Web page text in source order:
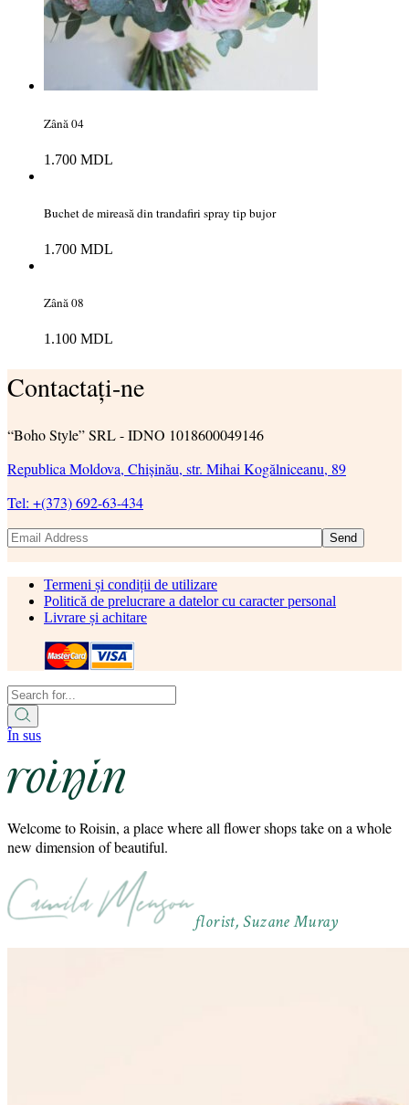
Zână 04
1.700 MDL
Buchet de mireasă din trandafiri spray tip bujor
1.700 MDL
Zână 08
1.100 MDL
Contactați-ne
“Boho Style” SRL - IDNO 1018600049146
Republica Moldova, Chișinău, str. Mihai Kogălniceanu, 89
Tel: +(373) 692-63-434
Send
Termeni și condiții de utilizare
Politică de prelucrare a datelor cu caracter personal
Livrare și achitare
În sus
Welcome to Roisin, a place where all flower shops take on a whole
new dimension of beautiful.
florist, Suzane Muray